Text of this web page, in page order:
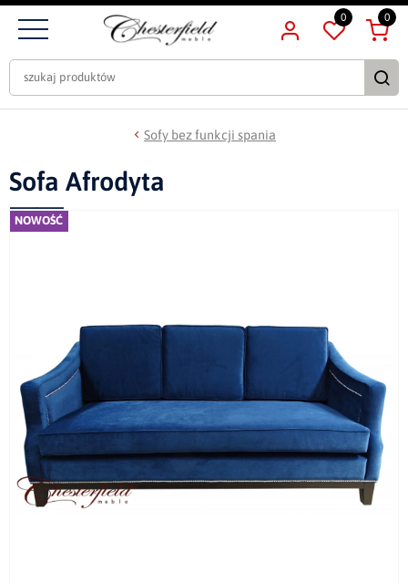
0 0
Sofy bez funkcji spania
NOWOŚĆ
Sofa Afrodyta